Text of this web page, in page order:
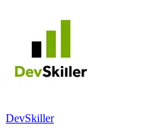
DevSkiller